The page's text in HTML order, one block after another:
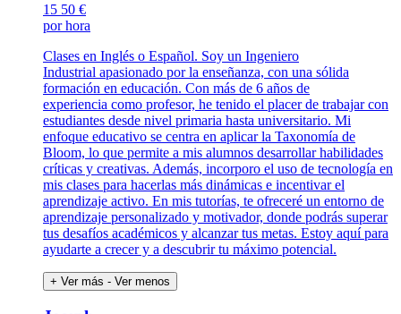
15 50 €
por hora
Clases en Inglés o Español. Soy un Ingeniero
Industrial apasionado por la enseñanza, con una sólida
formación en educación. Con más de 6 años de
experiencia como profesor, he tenido el placer de trabajar con
estudiantes desde nivel primaria hasta universitario. Mi
enfoque educativo se centra en aplicar la Taxonomía de
Bloom, lo que permite a mis alumnos desarrollar habilidades
críticas y creativas. Además, incorporo el uso de tecnología en
mis clases para hacerlas más dinámicas e incentivar el
aprendizaje activo. En mis tutorías, te ofreceré un entorno de
aprendizaje personalizado y motivador, donde podrás superar
tus desafíos académicos y alcanzar tus metas. Estoy aquí para
ayudarte a crecer y a descubrir tu máximo potencial.
+ Ver más - Ver menos